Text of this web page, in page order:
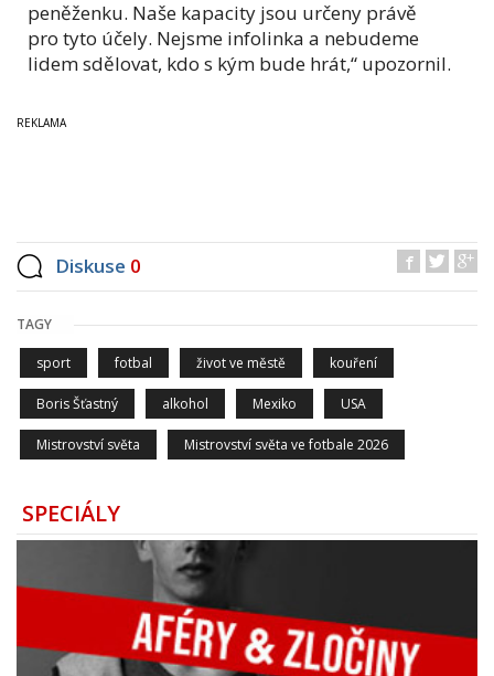
peněženku. Naše kapacity jsou určeny právě
pro tyto účely. Nejsme infolinka a nebudeme
lidem sdělovat, kdo s kým bude hrát,“ upozornil.
Diskuse 0
TAGY
sport fotbal život ve městě kouření
Boris Šťastný alkohol Mexiko USA
Mistrovství světa Mistrovství světa ve fotbale 2026
SPECIÁLY